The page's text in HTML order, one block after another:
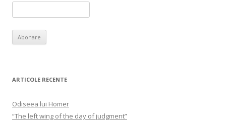
ARTICOLE RECENTE
Odiseea lui Homer
“The left wing of the day of judgment”